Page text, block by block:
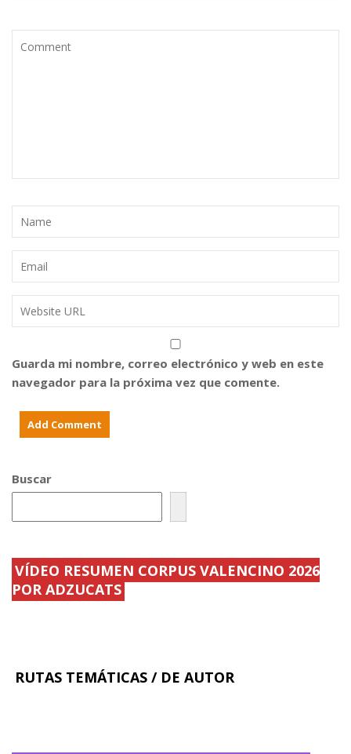
Guarda mi nombre, correo electrónico y web en este
navegador para la próxima vez que comente.
Buscar
VÍDEO RESUMEN CORPUS VALENCINO 2026
POR ADZUCATS
RUTAS TEMÁTICAS / DE AUTOR